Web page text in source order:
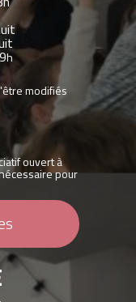
h
modifiés
ouvert à
pour